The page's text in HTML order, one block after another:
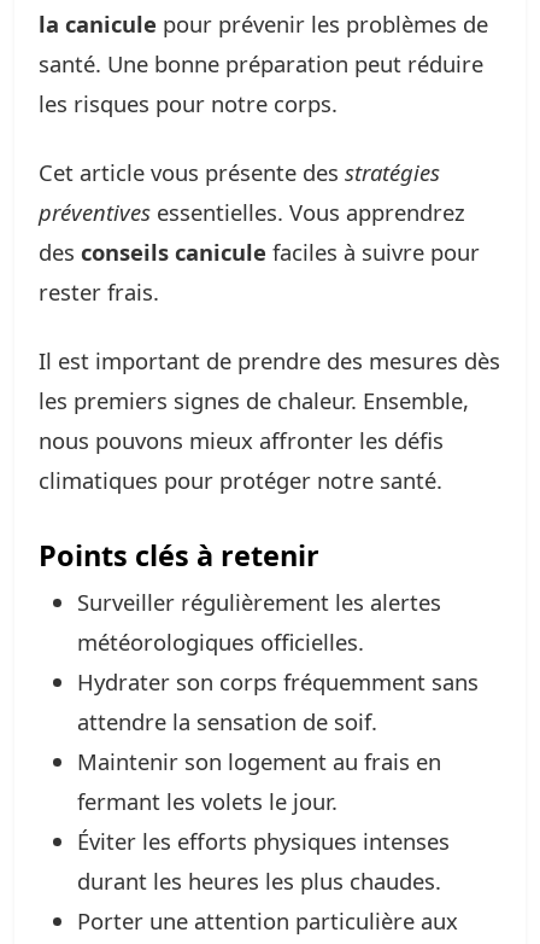
la canicule pour prévenir les problèmes de
santé. Une bonne préparation peut réduire
les risques pour notre corps.
Cet article vous présente des stratégies
préventives essentielles. Vous apprendrez
des conseils canicule faciles à suivre pour
rester frais.
Il est important de prendre des mesures dès
les premiers signes de chaleur. Ensemble,
nous pouvons mieux affronter les défis
climatiques pour protéger notre santé.
Points clés à retenir
Surveiller régulièrement les alertes
météorologiques officielles.
Hydrater son corps fréquemment sans
attendre la sensation de soif.
Maintenir son logement au frais en
fermant les volets le jour.
Éviter les efforts physiques intenses
durant les heures les plus chaudes.
Porter une attention particulière aux